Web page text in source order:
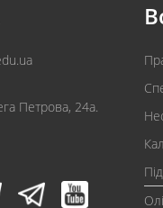
Петрова, 24а.